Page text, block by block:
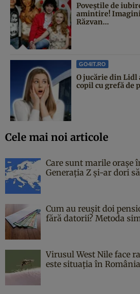
Poveştile de
amintire!
Răzvan...
GO4IT.RO
O jucărie din Lidl
copil cu grefă de
Cele mai noi articole
Care sunt marile orașe
Generația Z și-ar dori
Cum au reușit doi
fără datorii? Metoda
Virusul West Nile face
este situația în